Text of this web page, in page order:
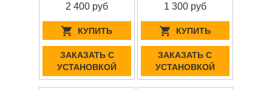
2 400 руб
КУПИТЬ
ЗАКАЗАТЬ С
УСТАНОВКОЙ
1 300 руб
КУПИТЬ
ЗАКАЗАТЬ С
УСТАНОВКОЙ